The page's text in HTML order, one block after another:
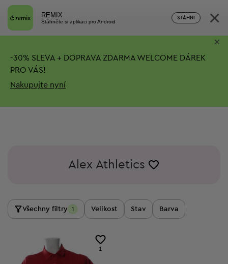
REMIX
Stáhněte si aplikaci pro Android
STÁHNI ×
-30% SLEVA + DOPRAVA ZDARMA WELCOME DÁREK
PRO VÁS!
Nakupujte nyní
×
Alex Athletics
Všechny filtry 1 Velikost Stav Barva
1